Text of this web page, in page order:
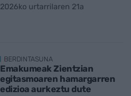
2026ko urtarrilaren 21a
BERDINTASUNA
Emakumeak Zientzian
egitasmoaren hamargarren
edizioa aurkeztu dute